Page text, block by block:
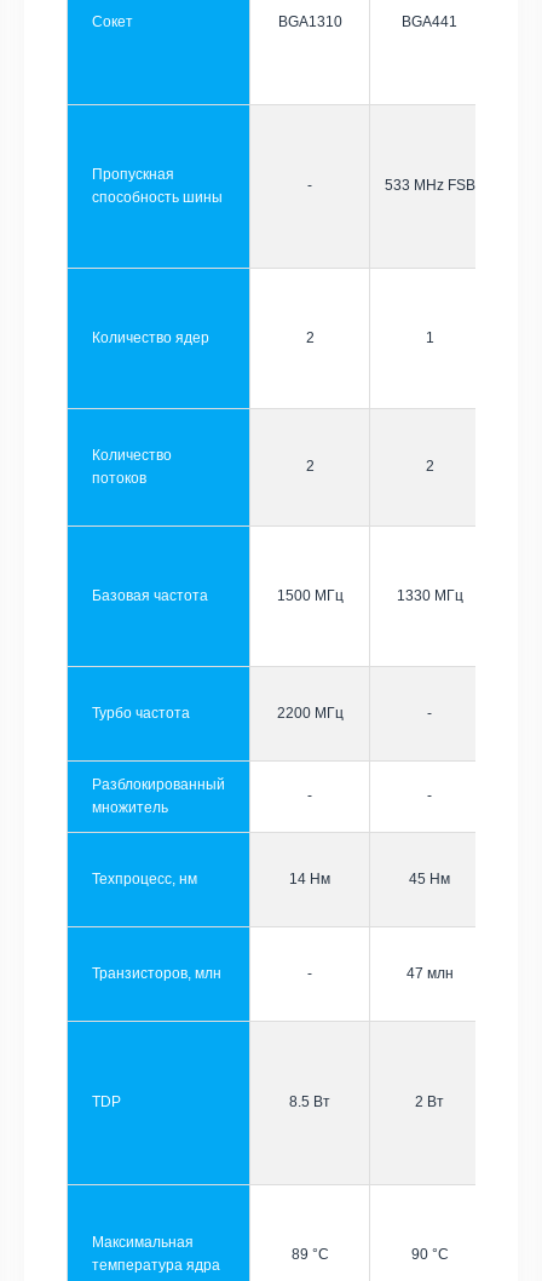
Сокет BGA1310 BGA441
Пропускная
способность шины
- 533 MHz FSB
Количество ядер 2 1
Количество
потоков
2 2
Базовая частота 1500 МГц 1330 МГц
Турбо частота 2200 МГц -
Разблокированный
множитель
- -
Техпроцесс, нм 14 Нм 45 Нм
Транзисторов, млн - 47 млн
TDP 8.5 Вт 2 Вт
Максимальная
температура ядра
89 °C 90 °C